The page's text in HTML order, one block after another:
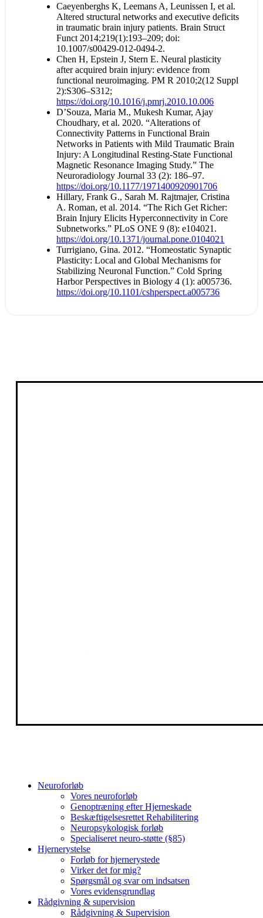
Caeyenberghs K, Leemans A, Leunissen I, et al.
Altered structural networks and executive deficits
in traumatic brain injury patients. Brain Struct
Funct 2014;219(1):193–209; doi:
10.1007/s00429-012-0494-2.
Chen H, Epstein J, Stern E. Neural plasticity
after acquired brain injury: evidence from
functional neuroimaging. PM R 2010;2(12 Suppl
2):S306–S312;
https://doi.org/10.1016/j.pmrj.2010.10.006
D’Souza, Maria M., Mukesh Kumar, Ajay
Choudhary, et al. 2020. “Alterations of
Connectivity Patterns in Functional Brain
Networks in Patients with Mild Traumatic Brain
Injury: A Longitudinal Resting-State Functional
Magnetic Resonance Imaging Study.” The
Neuroradiology Journal 33 (2): 186–97.
https://doi.org/10.1177/1971400920901706
Hillary, Frank G., Sarah M. Rajtmajer, Cristina
A. Roman, et al. 2014. “The Rich Get Richer:
Brain Injury Elicits Hyperconnectivity in Core
Subnetworks.” PLoS ONE 9 (8): e104021.
https://doi.org/10.1371/journal.pone.0104021
Turrigiano, Gina. 2012. “Homeostatic Synaptic
Plasticity: Local and Global Mechanisms for
Stabilizing Neuronal Function.” Cold Spring
Harbor Perspectives in Biology 4 (1): a005736.
https://doi.org/10.1101/cshperspect.a005736
Neuroforløb
Vores neuroforløb
Genoptræning efter Hjerneskade
Beskæftigelsesrettet Rehabilitering
Neuropsykologisk forløb
Specialiseret neuro-støtte (§85)
Hjernerystelse
Forløb for hjernerystede
Virker det for mig?
Spørgsmål og svar om indsatsen
Vores evidensgrundlag
Rådgivning & supervision
Rådgivning & Supervision